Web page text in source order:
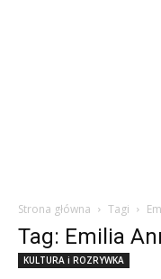
Strona główna Tagi
Tag: Emilia
KULTURA i ROZRYWKA